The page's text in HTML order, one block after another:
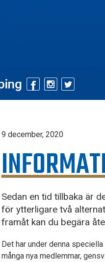
9 december, 2020
Sedan en tid tillbaka är
för ytterligare två
framåt kan du begära
Det har under denna
många nya medlemmar,